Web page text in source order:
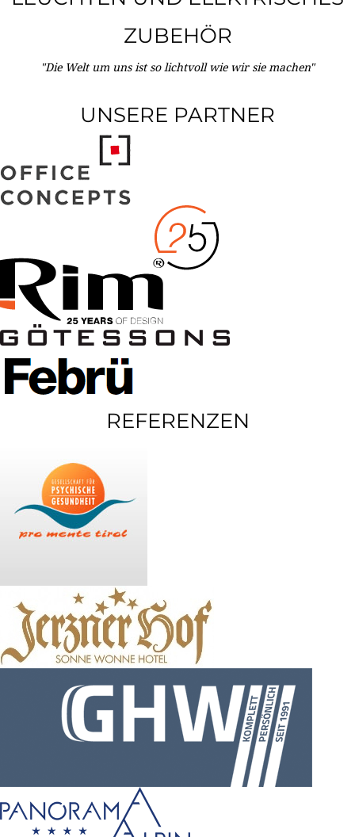
ZUBEHÖR
"Die Welt um uns ist so lichtvoll wie wir sie machen"
UNSERE PARTNER
REFERENZEN